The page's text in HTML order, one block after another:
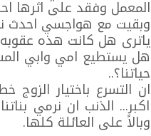
المعمل وفقد على اثرها
وبقيت مع هواجسي احدث
ياترى هل كانت هذه
هل يستطيع امي وابي
حياتنا؟..
ان التسرع باختيار
اكبر... الذنب ان نرمي
وبالاً على العائلة كلها.